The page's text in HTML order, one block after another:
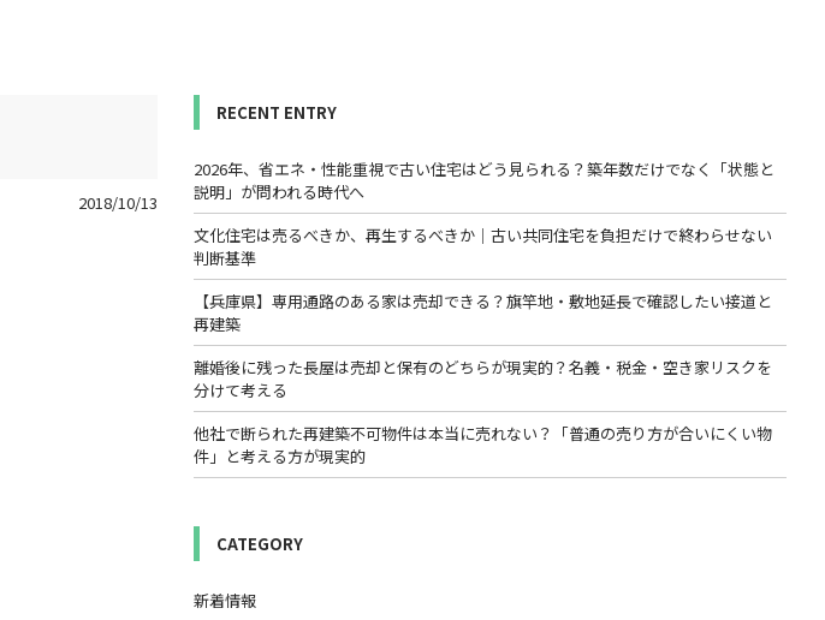
2018/10/13
RECENT ENTRY
2026年、省エネ・性能重視で古い住宅はどう見られる？築年数だけでなく「状態と
説明」が問われる時代へ
文化住宅は売るべきか、再生するべきか｜古い共同住宅を負担だけで終わらせない
判断基準
【兵庫県】専用通路のある家は売却できる？旗竿地・敷地延長で確認したい接道と
再建築
離婚後に残った長屋は売却と保有のどちらが現実的？名義・税金・空き家リスクを
分けて考える
他社で断られた再建築不可物件は本当に売れない？「普通の売り方が合いにくい物
件」と考える方が現実的
CATEGORY
新着情報